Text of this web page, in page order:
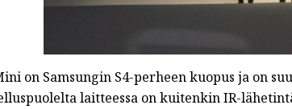
on Samsungin S4-perheen kuopus ja on
laitteessa on kuitenkin IR-